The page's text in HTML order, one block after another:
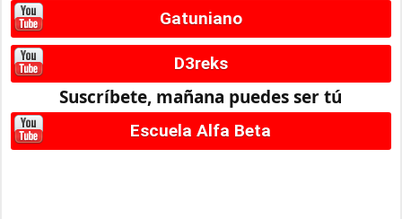
Gatuniano
D3reks
Suscríbete, mañana puedes ser tú
Escuela Alfa Beta